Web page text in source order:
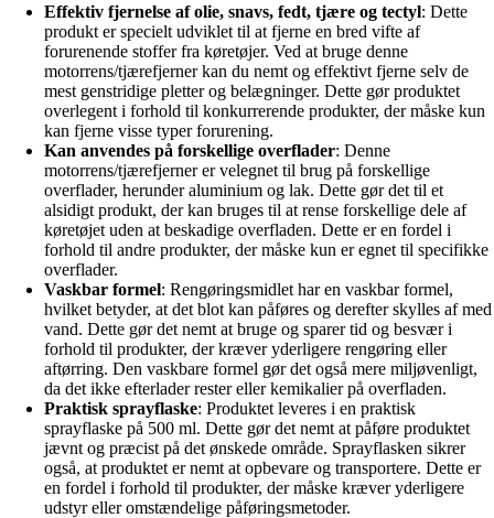
Effektiv fjernelse af olie, snavs, fedt, tjære og tectyl: Dette
produkt er specielt udviklet til at fjerne en bred vifte af
forurenende stoffer fra køretøjer. Ved at bruge denne
motorrens/tjærefjerner kan du nemt og effektivt fjerne selv de
mest genstridige pletter og belægninger. Dette gør produktet
overlegent i forhold til konkurrerende produkter, der måske kun
kan fjerne visse typer forurening.
Kan anvendes på forskellige overflader: Denne
motorrens/tjærefjerner er velegnet til brug på forskellige
overflader, herunder aluminium og lak. Dette gør det til et
alsidigt produkt, der kan bruges til at rense forskellige dele af
køretøjet uden at beskadige overfladen. Dette er en fordel i
forhold til andre produkter, der måske kun er egnet til specifikke
overflader.
Vaskbar formel: Rengøringsmidlet har en vaskbar formel,
hvilket betyder, at det blot kan påføres og derefter skylles af med
vand. Dette gør det nemt at bruge og sparer tid og besvær i
forhold til produkter, der kræver yderligere rengøring eller
aftørring. Den vaskbare formel gør det også mere miljøvenligt,
da det ikke efterlader rester eller kemikalier på overfladen.
Praktisk sprayflaske: Produktet leveres i en praktisk
sprayflaske på 500 ml. Dette gør det nemt at påføre produktet
jævnt og præcist på det ønskede område. Sprayflasken sikrer
også, at produktet er nemt at opbevare og transportere. Dette er
en fordel i forhold til produkter, der måske kræver yderligere
udstyr eller omstændelige påføringsmetoder.